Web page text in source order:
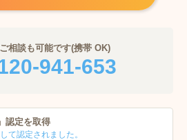
相談も可能です(携帯 OK)
941-653
認定を取得
て認定されました。